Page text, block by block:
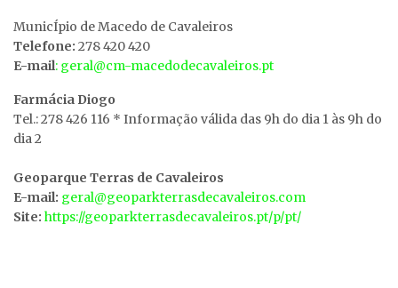
MunicÍpio de Macedo de Cavaleiros
Telefone: 278 420 420
E-mail: geral@cm-macedodecavaleiros.pt
Farmácia Diogo
Tel.: 278 426 116 * Informação válida das 9h do dia 1 às 9h do
dia 2
Geoparque Terras de Cavaleiros
E-mail: geral@geoparkterrasdecavaleiros.com
Site: https://geoparkterrasdecavaleiros.pt/p/pt/